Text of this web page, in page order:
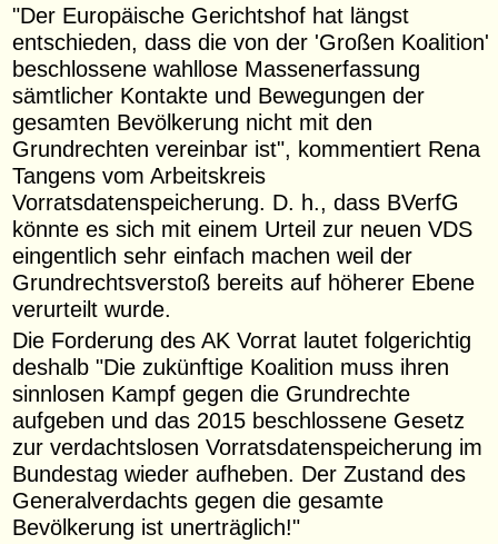
"Der Europäische Gerichtshof hat längst
entschieden, dass die von der 'Großen Koalition'
beschlossene wahllose Massenerfassung
sämtlicher Kontakte und Bewegungen der
gesamten Bevölkerung nicht mit den
Grundrechten vereinbar ist", kommentiert Rena
Tangens vom Arbeitskreis
Vorratsdatenspeicherung. D. h., dass BVerfG
könnte es sich mit einem Urteil zur neuen VDS
eingentlich sehr einfach machen weil der
Grundrechtsverstoß bereits auf höherer Ebene
verurteilt wurde.
Die Forderung des AK Vorrat lautet folgerichtig
deshalb "Die zukünftige Koalition muss ihren
sinnlosen Kampf gegen die Grundrechte
aufgeben und das 2015 beschlossene Gesetz
zur verdachtslosen Vorratsdatenspeicherung im
Bundestag wieder aufheben. Der Zustand des
Generalverdachts gegen die gesamte
Bevölkerung ist unerträglich!"